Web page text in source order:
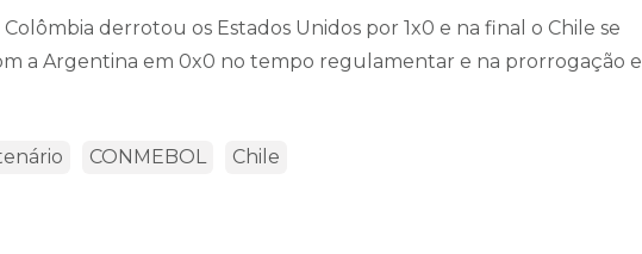
derrotou os Estados Unidos por 1x0 e na final o Chile se
a Argentina em 0x0 no tempo regulamentar e na prorrogação e
CONMEBOL Chile